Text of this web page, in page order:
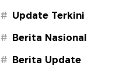
# Update Terkini
# Berita Nasional
# Berita Update